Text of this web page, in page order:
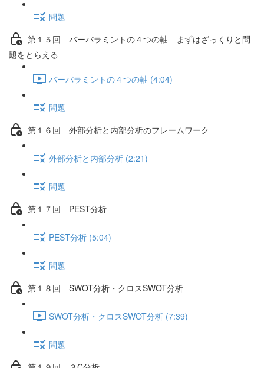
問題
第１５回 バーバラミントの４つの軸 まずはざっくりと問
題をとらえる
バーバラミントの４つの軸 (4:04)
問題
第１６回 外部分析と内部分析のフレームワーク
外部分析と内部分析 (2:21)
問題
第１７回 PEST分析
PEST分析 (5:04)
問題
第１８回 SWOT分析・クロスSWOT分析
SWOT分析・クロスSWOT分析 (7:39)
問題